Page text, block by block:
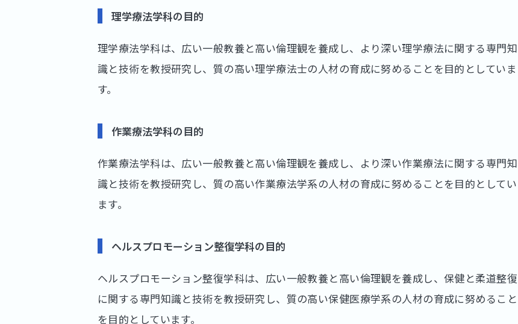
理学療法学科の目的
理学療法学科は、広い一般教養と高い倫理観を養成し、より深い理学療法に関する専門知
識と技術を教授研究し、質の高い理学療法士の人材の育成に努めることを目的としていま
す。
作業療法学科の目的
作業療法学科は、広い一般教養と高い倫理観を養成し、より深い作業療法に関する専門知
識と技術を教授研究し、質の高い作業療法学系の人材の育成に努めることを目的としてい
ます。
ヘルスプロモーション整復学科の目的
ヘルスプロモーション整復学科は、広い一般教養と高い倫理観を養成し、保健と柔道整復
に関する専門知識と技術を教授研究し、質の高い保健医療学系の人材の育成に努めること
を目的としています。